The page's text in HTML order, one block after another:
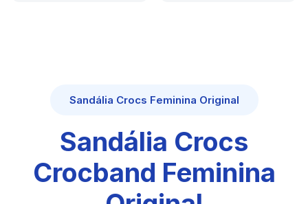
Sandália Crocs Feminina Original
Sandália Crocs
Crocband Feminina